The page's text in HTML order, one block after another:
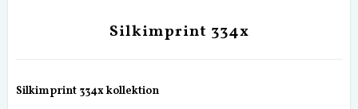
Silkimprint 334x
Silkimprint 334x kollektion